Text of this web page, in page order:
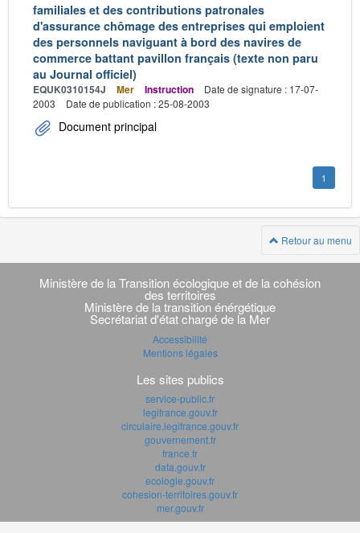
familiales et des contributions patronales
d'assurance chômage des entreprises qui emploient
des personnels naviguant à bord des navires de
commerce battant pavillon français (texte non paru
au Journal officiel)
EQUK0310154J Mer Instruction
Date de signature : 17-07-
2003
Date de publication : 25-08-2003
Document principal
1
Retour au menu
Navigation
transverse
Ministère de la Transition écologique et de la cohésion
des territoires
Ministère de la transition énérgétique
Secrétariat d'état chargé de la Mer
Accessibilité
Mentions légales
Les sites publics
service-public.fr
legifrance.gouv.fr
circulaire.legifrance.gouv.fr
gouvernement.fr
france.fr
data.gouv.fr
ecologie.gouv.fr
cohesion-territoires.gouv.fr
mer.gouv.fr